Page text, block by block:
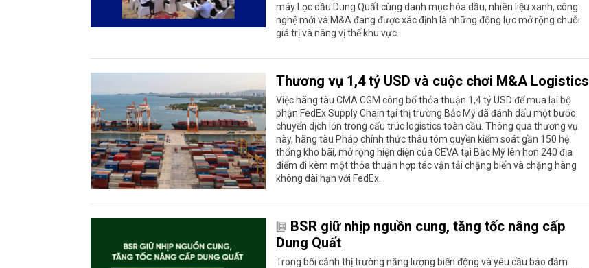
máy Lọc dầu Dung Quất cùng danh mục hóa dầu, nhiên liệu xanh, công
nghệ mới và M&A đang được xác định là những động lực mở rộng chuỗi
giá trị và nâng vị thế khu vực.
Thương vụ 1,4 tỷ USD và cuộc chơi M&A Logistics
Việc hãng tàu CMA CGM công bố thỏa thuận 1,4 tỷ USD để mua lại bộ
phận FedEx Supply Chain tại thị trường Bắc Mỹ đã đánh dấu một bước
chuyển dịch lớn trong cấu trúc logistics toàn cầu. Thông qua thương vụ
này, hãng tàu Pháp chính thức thâu tóm quyền kiểm soát gần 150 hệ
thống kho bãi, mở rộng hiện diện của CEVA tại Bắc Mỹ lên hơn 240 địa
điểm đi kèm một thỏa thuận hợp tác vận tải chặng biển và chặng hàng
không dài hạn với FedEx.
BSR giữ nhịp nguồn cung, tăng tốc nâng cấp
Dung Quất
Trong bối cảnh thị trường năng lượng biến động và yêu cầu bảo đảm